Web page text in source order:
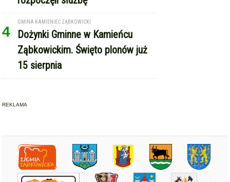
4
GMINA KAMIENIEC ZĄBKOWICKI
Dożynki Gminne w Kamieńcu
Ząbkowickim. Święto plonów już
15 sierpnia
REKLAMA